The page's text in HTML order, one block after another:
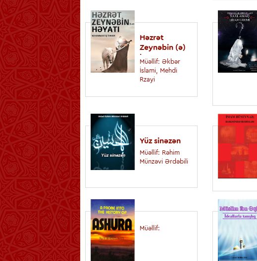
Həzrət
Zeynəbin (ə)
həyatı
Müəllif: Əkbər
İslami, Mehdi
Rzayi
Yüz sinəzən
Müəllif: Rəhim
Münzəvi Ərdəbili
Müəllif: